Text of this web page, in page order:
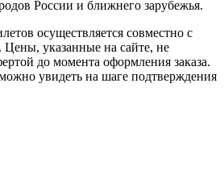
России и ближнего зарубежья.
осуществляется совместно с
Цены, указанные на сайте, не
до момента оформления заказа.
увидеть на шаге подтверждения